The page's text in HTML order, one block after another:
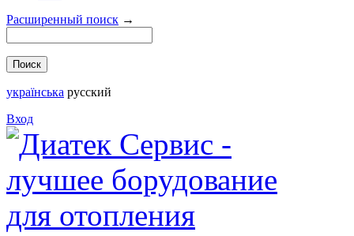
Расширенный поиск →
українська русский
Вход